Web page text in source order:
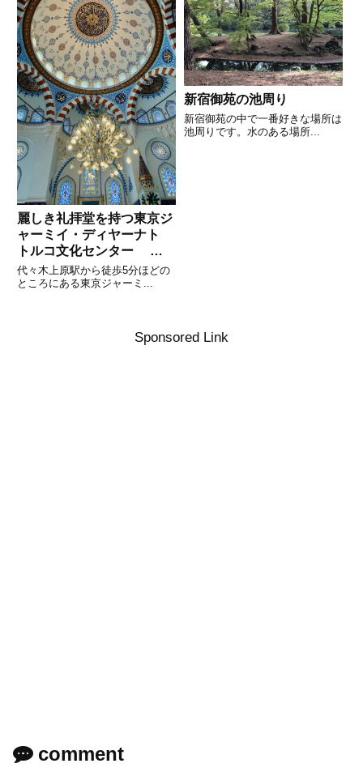
麗しき礼拝堂を持つ東京ジ
ャーミイ・ディヤーナト
トルコ文化センター そ
の1
代々木上原駅から徒歩5分ほどの
ところにある東京ジャーミ...
新宿御苑の池周り
新宿御苑の中で一番好きな場所は
池周りです。水のある場所...
Sponsored Link
comment